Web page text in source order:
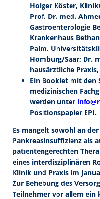
Holger Köster,
Prof. Dr. med.
Gastroenterologie
Krankenhaus
Palm,
Homburg/Saar; Dr.
hausärztliche
Ein Booklet mit den
medizinischen
werden unter
Positionspapier EPI.
Es mangelt sowohl an
Pankreasinsuffizienz als
patientengerechten
eines interdisziplinären
Klinik und Praxis im
Zur Behebung des
Teilnehmer vor allem ein